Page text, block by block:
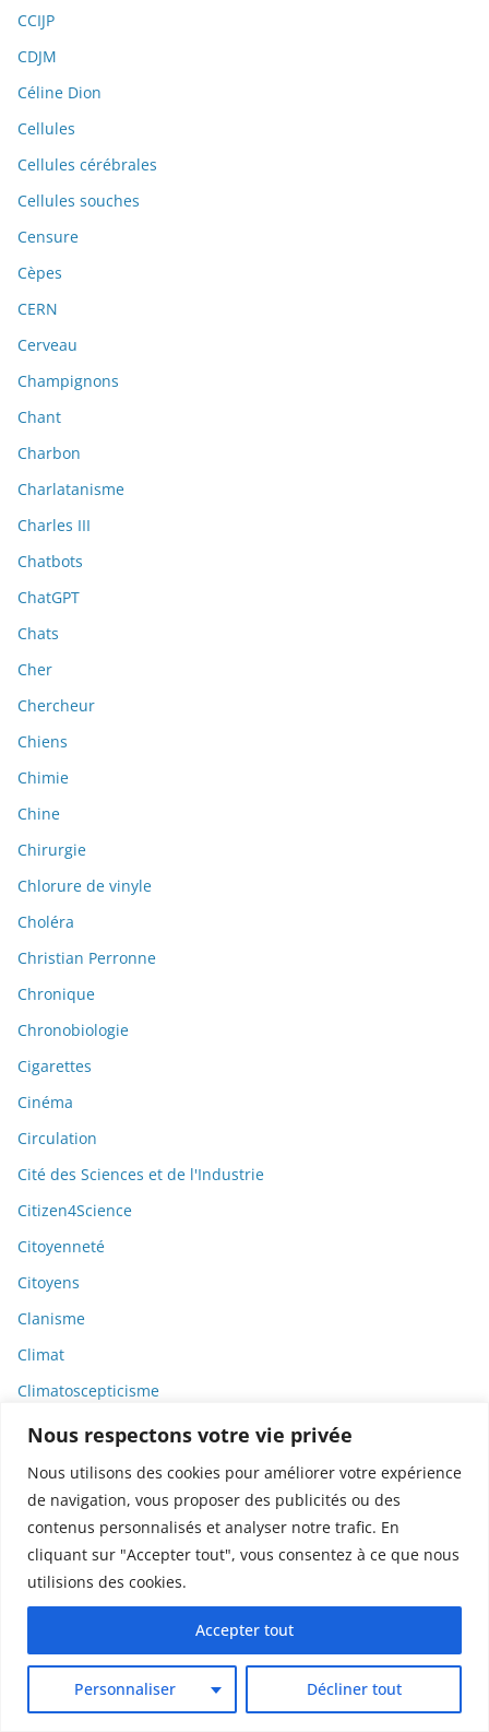
Nous respectons votre vie privée
Nous utilisons des cookies pour améliorer votre expérience
de navigation, vous proposer des publicités ou des
contenus personnalisés et analyser notre trafic. En
cliquant sur "Accepter tout", vous consentez à ce que nous
utilisions des cookies.
Personnaliser Décliner tout
Accepter tout
CCIJP
CDJM
Céline Dion
Cellules
Cellules cérébrales
Cellules souches
Censure
Cèpes
CERN
Cerveau
Champignons
Chant
Charbon
Charlatanisme
Charles III
Chatbots
ChatGPT
Chats
Cher
Chercheur
Chiens
Chimie
Chine
Chirurgie
Chlorure de vinyle
Choléra
Christian Perronne
Chronique
Chronobiologie
Cigarettes
Cinéma
Circulation
Cité des Sciences et de l'Industrie
Citizen4Science
Citoyenneté
Citoyens
Clanisme
Climat
Climatoscepticisme
CNRS
Code de la santé publique
Code du travail
Commerce
Commission européenne
Communication
Communication scientifique
Communiqué de presse
Compléments alimentaires